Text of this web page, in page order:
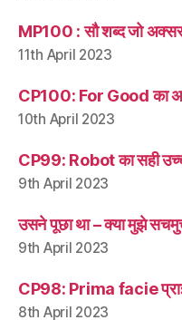
MP100 : सौ शब्द जो
11th April 2023
CP100: For Good का अर्थ
10th April 2023
CP99: Robot का सही
9th April 2023
उसने पूछा था – क्या मुझे
9th April 2023
CP98: Prima facie
8th April 2023